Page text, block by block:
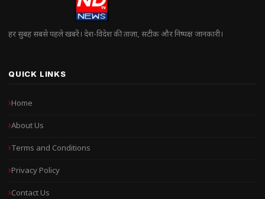
हर सुबह सबसे पहले खबरें। देश-विदेश की ताज़ा, सटीक और निष्पक्ष जानकारी।
QUICK LINKS
Home
About Us
Terms and Conditions
Privacy Policy
Contact Us